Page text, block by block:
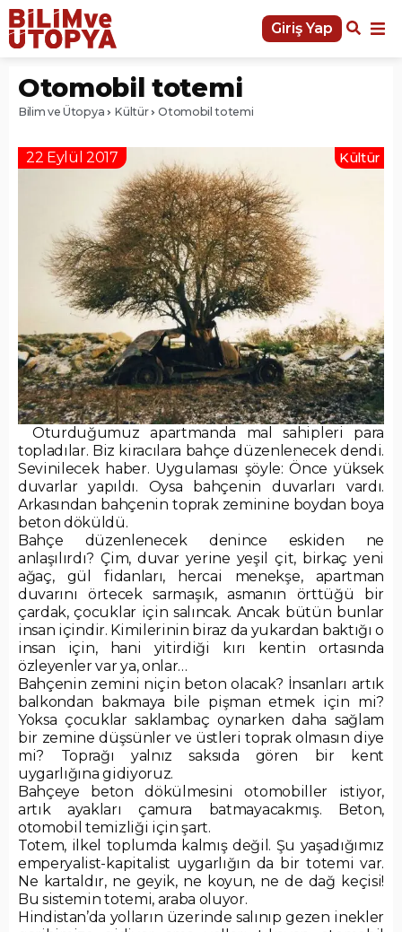
Giriş Yap
Otomobil totemi
Bilim ve Ütopya Kültür Otomobil totemi
22 Eylül 2017 Kültür
Oturduğumuz apartmanda mal sahipleri para
topladılar. Biz kiracılara bahçe düzenlenecek dendi.
Sevinilecek haber. Uygulaması şöyle: Önce yüksek
duvarlar yapıldı. Oysa bahçenin duvarları vardı.
Arkasından bahçenin toprak zeminine boydan boya
beton döküldü.
Bahçe düzenlenecek denince eskiden ne
anlaşılırdı? Çim, duvar yerine yeşil çit, birkaç yeni
ağaç, gül fidanları, hercai menekşe, apartman
duvarını örtecek sarmaşık, asmanın örttüğü bir
çardak, çocuklar için salıncak. Ancak bütün bunlar
insan içindir. Kimilerinin biraz da yukardan baktığı o
insan için, hani yitirdiği kırı kentin ortasında
özleyenler var ya, onlar…
Bahçenin zemini niçin beton olacak? İnsanları artık
balkondan bakmaya bile pişman etmek için mi?
Yoksa çocuklar saklambaç oynarken daha sağlam
bir zemine düşsünler ve üstleri toprak olmasın diye
mi? Toprağı yalnız saksıda gören bir kent
uygarlığına gidiyoruz.
Bahçeye beton dökülmesini otomobiller istiyor,
artık ayakları çamura batmayacakmış. Beton,
otomobil temizliği için şart.
Totem, ilkel toplumda kalmış değil. Şu yaşadığımız
emperyalist-kapitalist uygarlığın da bir totemi var.
Ne kartaldır, ne geyik, ne koyun, ne de dağ keçisi!
Bu sistemin totemi, araba oluyor.
Hindistan’da yolların üzerinde salınıp gezen inekler